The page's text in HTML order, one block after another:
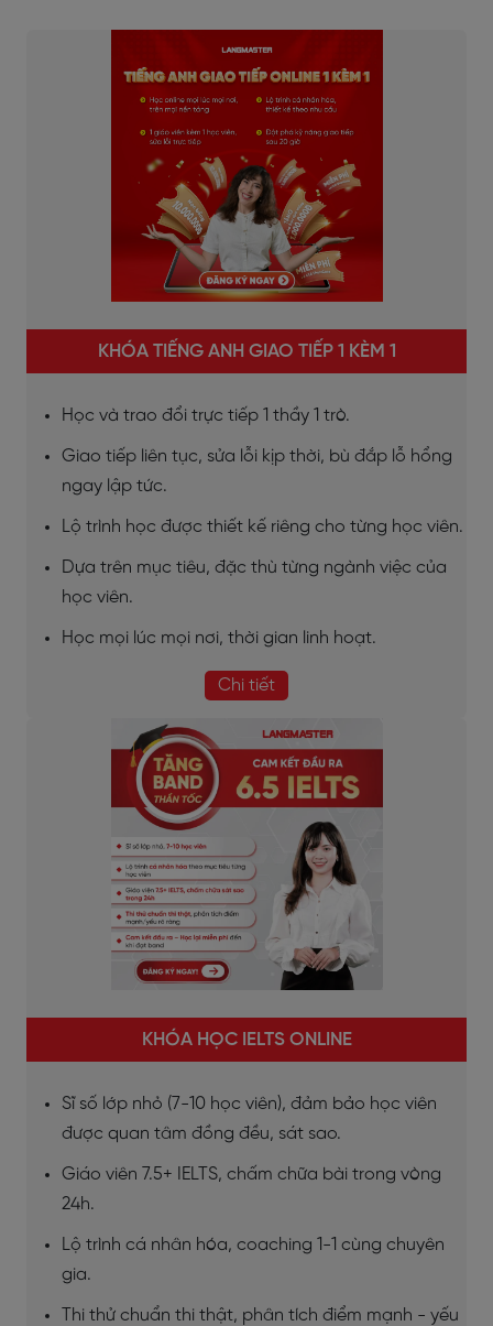
KHÓA TIẾNG ANH GIAO TIẾP 1 KÈM 1
Học và trao đổi trực tiếp 1 thầy 1 trò.
Giao tiếp liên tục, sửa lỗi kịp thời, bù đắp lỗ hổng
ngay lập tức.
Lộ trình học được thiết kế riêng cho từng học viên.
Dựa trên mục tiêu, đặc thù từng ngành việc của
học viên.
Học mọi lúc mọi nơi, thời gian linh hoạt.
Chi tiết
KHÓA HỌC IELTS ONLINE
Sĩ số lớp nhỏ (7-10 học viên), đảm bảo học viên
được quan tâm đồng đều, sát sao.
Giáo viên 7.5+ IELTS, chấm chữa bài trong vòng
24h.
Lộ trình cá nhân hóa, coaching 1-1 cùng chuyên
gia.
Thi thử chuẩn thi thật, phân tích điểm mạnh - yếu